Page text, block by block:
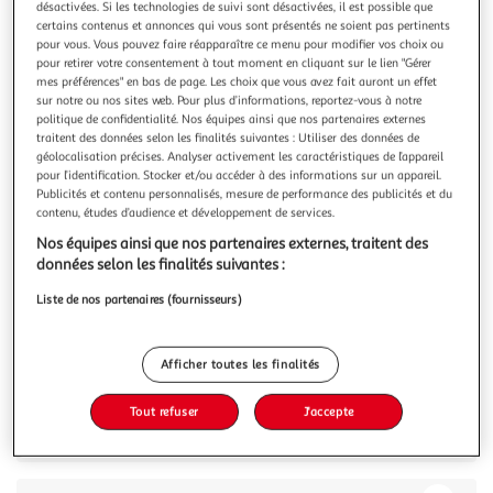
précédentesuivante
HOMCOM
Élévateur de vélo support vélo plafond fixation
murale ascenseur vélo avec poulie mécanisme de
verrouillage capacité de chargement 20 kg acier noir
Optimisez le rangement avec le support de vélo au plafond
SPORTNOW jusqu'à 4,2 m. Inclut un mécanisme de
verrouillage sécurisé et des crochets protégés par du
caoutchouc, évitant les rayures. Transformez votre garage
en un espace organisé, gardant les vélos
impeccables.Caractéristiques :- Le système
En savoir +
désactivées. Si les technologies de suivi sont désactivées, il est possible que
certains contenus et annonces qui vous sont présentés ne soient pas pertinents
pour vous. Vous pouvez faire réapparaître ce menu pour modifier vos choix ou
pour retirer votre consentement à tout moment en cliquant sur le lien "Gérer
mes préférences" en bas de page. Les choix que vous avez fait auront un effet
sur notre ou nos sites web. Pour plus d’informations, reportez-vous à notre
politique de confidentialité. Nos équipes ainsi que nos partenaires externes
traitent des données selon les finalités suivantes : Utiliser des données de
géolocalisation précises. Analyser activement les caractéristiques de l’appareil
pour l’identification. Stocker et/ou accéder à des informations sur un appareil.
Publicités et contenu personnalisés, mesure de performance des publicités et du
contenu, études d’audience et développement de services.
Nos équipes ainsi que nos partenaires externes, traitent des
données selon les finalités suivantes :
Liste de nos partenaires (fournisseurs)
Afficher toutes les finalités
Tout refuser J'accepte